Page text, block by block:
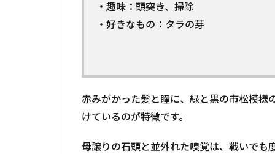
・趣味：頭突き、掃除
・好きなもの：タラの芽
赤みがかった髪と瞳に、緑と黒の市松模様
けているのが特徴です。
母譲りの石頭と並外れた嗅覚は、戦いでも